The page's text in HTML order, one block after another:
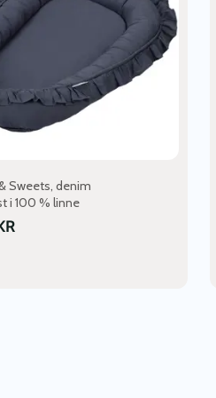
Sweets, denim
i 100 % linne